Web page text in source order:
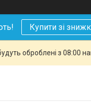
Купити зі
оброблені з 08:00